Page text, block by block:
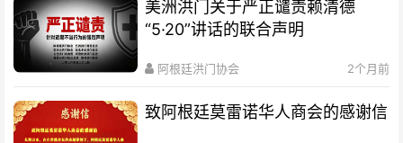
美洲洪门关于严正谴责赖清德
“5·20”讲话的联合声明
阿根廷洪门协会 2个月前
致阿根廷莫雷诺华人商会的感谢信